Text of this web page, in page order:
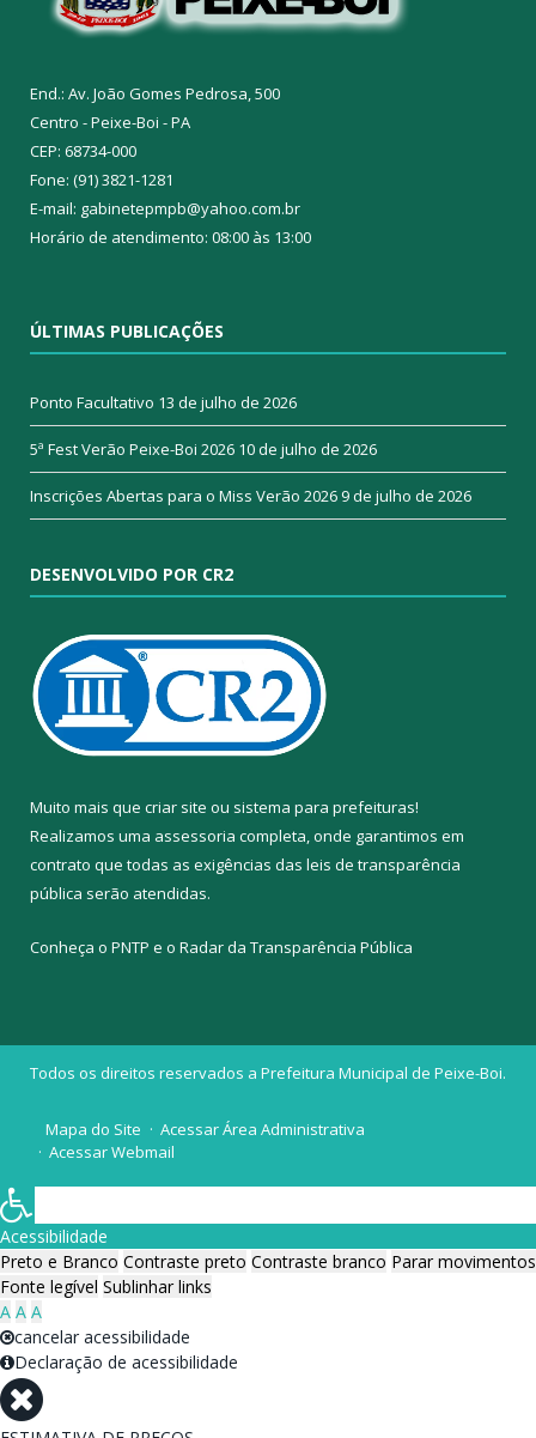
End.: Av. João Gomes Pedrosa, 500
Centro - Peixe-Boi - PA
CEP: 68734-000
Fone: (91) 3821-1281
E-mail: gabinetepmpb@yahoo.com.br
Horário de atendimento: 08:00 às 13:00
ÚLTIMAS PUBLICAÇÕES
Ponto Facultativo 13 de julho de 2026
5ª Fest Verão Peixe-Boi 2026 10 de julho de 2026
Inscrições Abertas para o Miss Verão 20269 de julho de 2026
DESENVOLVIDO POR CR2
Muito mais que criar site ou sistema para prefeituras!
Realizamos uma assessoria completa, onde garantimos em
contrato que todas as exigências das leis de transparência
pública serão atendidas.
Conheça o PNTP e o Radar da Transparência Pública
Todos os direitos reservados a Prefeitura Municipal de Peixe-Boi.
Mapa do Site
Acessar Área Administrativa
Acessar Webmail
Acessibilidade
Preto e Branco Contraste preto Contraste branco Parar movimentos
Fonte legível Sublinhar links
A A A
cancelar acessibilidade
Declaração de acessibilidade